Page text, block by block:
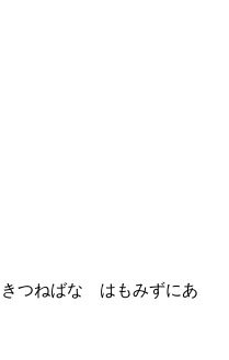
つねばな はもみずにあ